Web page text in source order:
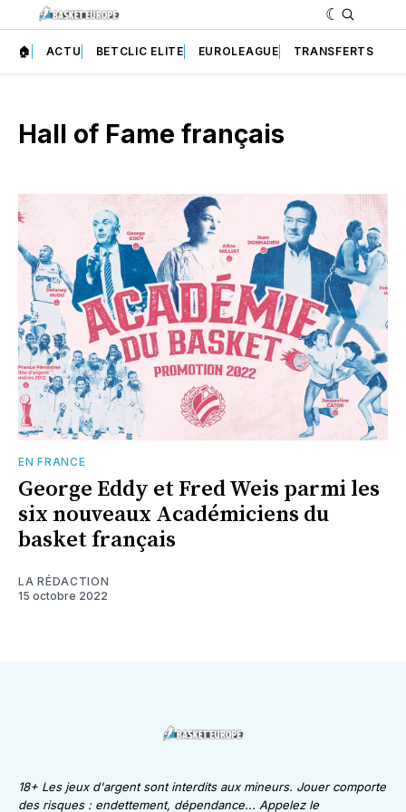
🏠 ACTU BETCLIC ELITE EUROLEAGUE TRANSFERTS
Hall of Fame français
EN FRANCE
George Eddy et Fred Weis parmi les
six nouveaux Académiciens du
basket français
LA RÉDACTION
15 octobre 2022
18+ Les jeux d'argent sont interdits aux mineurs. Jouer comporte
des risques : endettement, dépendance... Appelez le